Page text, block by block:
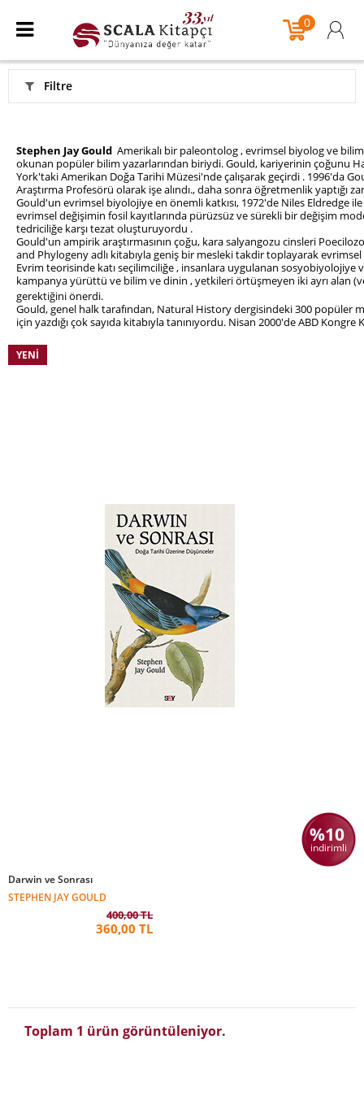
0
Filtre
Stephen Jay Gould Amerikalı bir paleontolog , evrimsel biyolog ve
okunan popüler bilim yazarlarından biriydi. Gould, kariyerinin çoğunu
York'taki Amerikan Doğa Tarihi Müzesi'nde çalışarak geçirdi . 1996'da
Araştırma Profesörü olarak işe alındı., daha sonra öğretmenlik yaptığı
Gould'un evrimsel biyolojiye en önemli katkısı, 1972'de Niles Eldredge
evrimsel değişimin fosil kayıtlarında pürüzsüz ve sürekli bir değişim
tedriciliğe karşı tezat oluşturuyordu .
Gould'un ampirik araştırmasının çoğu, kara salyangozu cinsleri
and Phylogeny adlı kitabıyla geniş bir mesleki takdir toplayarak
Evrim teorisinde katı seçilimciliğe , insanlara uygulanan sosyobiyolojiye ve
kampanya yürüttü ve bilim ve dinin , yetkileri örtüşmeyen iki ayrı alan
gerektiğini önerdi.
Gould, genel halk tarafından, Natural History dergisindeki 300 popüler
için yazdığı çok sayıda kitabıyla tanınıyordu. Nisan 2000'de ABD
%10
indirimli
YENI
Darwin ve Sonrası
STEPHEN JAY GOULD
400,00 TL
360,00 TL
Toplam 1 ürün görüntüleniyor.